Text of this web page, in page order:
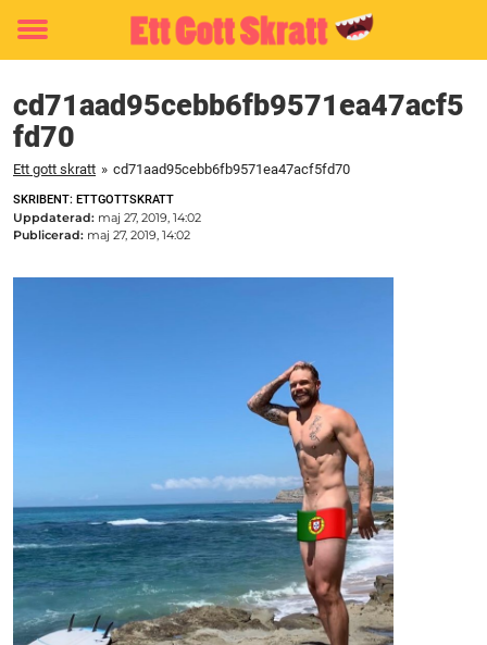
Toggle
cd71aad95cebb6fb9571ea47acf5
fd70
Ett gott skratt » cd71aad95cebb6fb9571ea47acf5fd70
SKRIBENT: ETTGOTTSKRATT
Uppdaterad: maj 27, 2019, 14:02
Publicerad: maj 27, 2019, 14:02